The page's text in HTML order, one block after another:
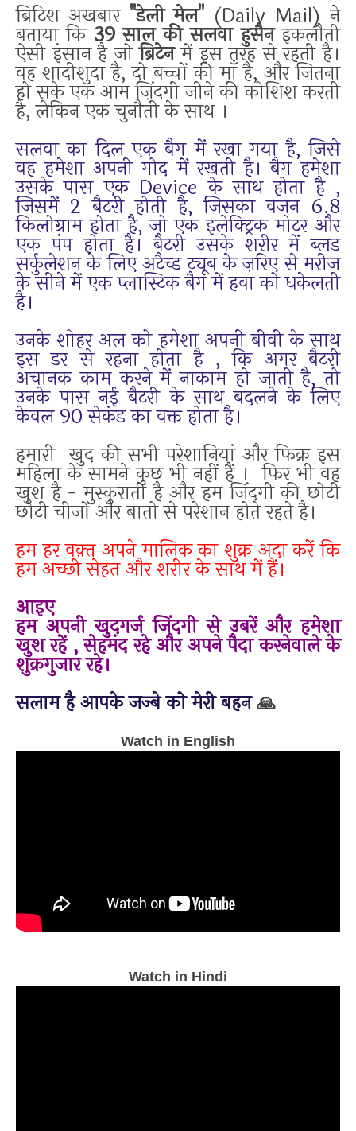
ब्रिटिश अखबार "डेली मेल" (Daily Mail) ने
बताया कि 39 साल की सलवा हुसैनइकलौती
ऐसी इंसान है जोब्रिटेनमें इस तरह से रहती है।
वह शादीशुदा है, दो बच्चों की माँ है, और जितना
हो सके एक आम ज़िंदगी जीने की कोशिश करती
है, लेकिन एक चुनौती के साथ ।
सलवा का दिल एक बैग में रखा गया है, जिसे
वह हमेशा अपनी गोद में रखती है। बैग हमेशा
उसके पास एक Device के साथ होता है ,
जिसमें 2 बैटरी होती है, जिसका वजन 6.8
किलोग्राम होता है, जो एक इलेक्ट्रिक मोटर और
एक पंप होता है। बैटरी उसके शरीर में ब्लड
सर्कुलेशन के लिए अटैच्ड ट्यूब के ज़रिए से मरीज
के सीने में एक प्लास्टिक बैग में हवा को धकेलती
है।
उनके शोहर अल को हमेशा अपनी बीवी के साथ
इस डर से रहना होता है , कि अगर बैटरी
अचानक काम करने में नाकाम हो जाती है, तो
उनके पास नई बैटरी के साथ बदलने के लिए
केवल 90 सेकंड का वक्त होता है।
हमारी खुद की सभी परेशानियां और फिक्र इस
महिला के सामने कुछ भी नहीं हैं । फिर भी वह
खुश है - मुस्कुराती है और हम जिंदगी की छोटी
छोटी चीजों और बातो से परेशान होते रहते है।
हम हर वक़्त अपने मालिक का शुक्र अदा करें कि
हम अच्छी सेहत और शरीर के साथ में हैं।
आइए
हम अपनी खुदगर्ज जिंदगी से उबरें और हमेशा
खुश रहें , सेहमंद रहे और अपने पैदा करनेवाले के
शुक्रगुजार रहे।
सलाम है आपके जज्बे को मेरी बहन🙏
Watch in English
Watch in Hindi